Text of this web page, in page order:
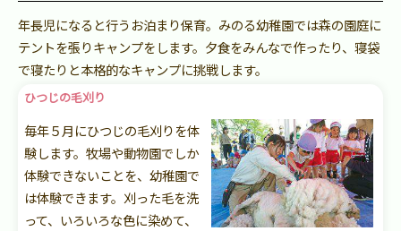
年長児になると行うお泊まり保育。みのる幼稚園では森の園庭に
テントを張りキャンプをします。夕食をみんなで作ったり、寝袋
で寝たりと本格的なキャンプに挑戦します。
ひつじの毛刈り
毎年５月にひつじの毛刈りを体
験します。牧場や動物園でしか
体験できないことを、幼稚園で
は体験できます。刈った毛を洗
って、いろいろな色に染めて、